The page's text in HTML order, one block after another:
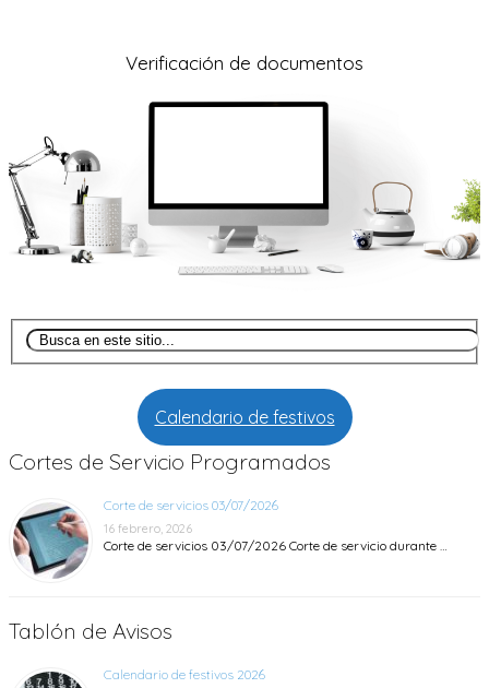
Verificación de documentos
Calendario de festivos
Cortes de Servicio Programados
Corte de servicios 03/07/2026
16 febrero, 2026
Corte de servicios 03/07/2026 Corte de servicio durante …
Tablón de Avisos
Calendario de festivos 2026